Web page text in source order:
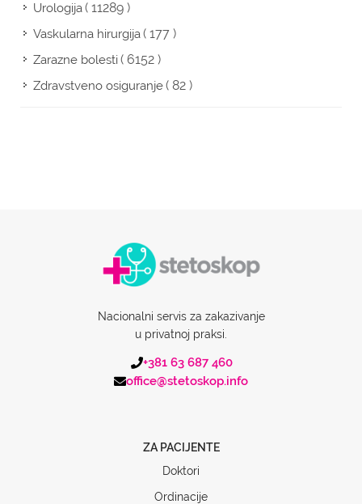
Urologija( 11289 )
Vaskularna hirurgija( 177 )
Zarazne bolesti( 6152 )
Zdravstveno osiguranje( 82 )
Nacionalni servis za zakazivanje
u privatnoj praksi.
+381 63 687 460
office@stetoskop.info
ZA PACIJENTE
Doktori
Ordinacije